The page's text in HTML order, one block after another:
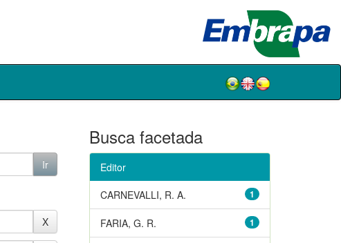
Busca facetada
Editor
1
CARNEVALLI, R. A.
1
FARIA, G. R.